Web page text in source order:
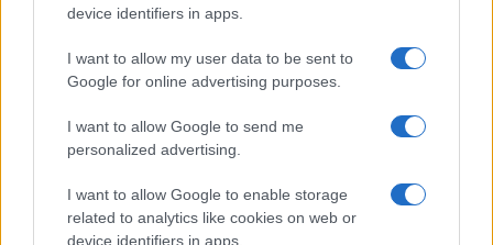
device identifiers in apps.
I want to allow my user data to be sent to
Google for online advertising purposes.
I want to allow Google to send me
personalized advertising.
I want to allow Google to enable storage
related to analytics like cookies on web or
device identifiers in apps.